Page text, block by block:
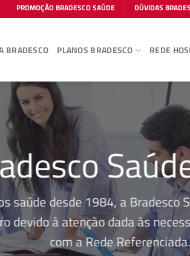
PROMOÇÃO BRADESCO SAÚDE DÚVIDAS
BRADESCO PLANOS BRADESCO REDE
saúde desde 1984, a Bradesco
devido à atenção dada às
com a Rede